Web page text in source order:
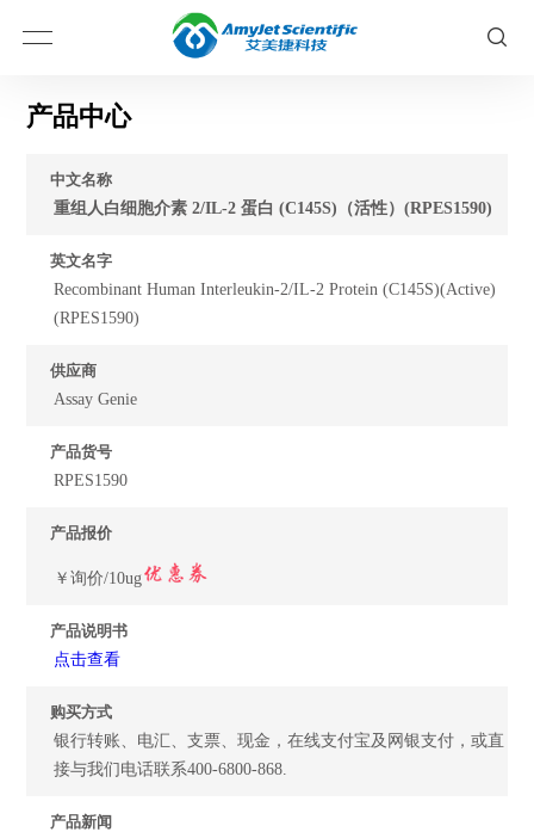
产品中心
中文名称
重组人白细胞介素 2/IL-2 蛋白 (C145S)（活性）(RPES1590)
英文名字
Recombinant Human Interleukin-2/IL-2 Protein (C145S)(Active)
(RPES1590)
供应商
Assay Genie
产品货号
RPES1590
产品报价
￥询价/10ug
产品说明书
点击查看
购买方式
银行转账、电汇、支票、现金，在线支付宝及网银支付，或直
接与我们电话联系400-6800-868.
产品新闻